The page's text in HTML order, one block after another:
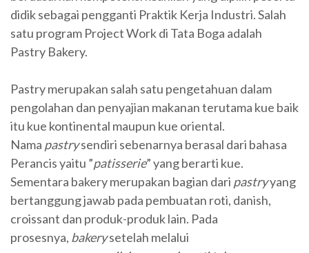
didik sebagai pengganti Praktik Kerja Industri. Salah
satu program Project Work di Tata Boga adalah
Pastry Bakery.
Pastry merupakan salah satu pengetahuan dalam
pengolahan dan penyajian makanan terutama kue baik
itu kue kontinental maupun kue oriental.
Nama pastrysendiri sebenarnya berasal dari bahasa
Perancis yaitu ”patisserie” yang berarti kue.
Sementara bakery merupakan bagian dari pastryyang
bertanggung jawab pada pembuatan roti, danish,
croissant dan produk-produk lain. Pada
prosesnya, bakerysetelah melalui